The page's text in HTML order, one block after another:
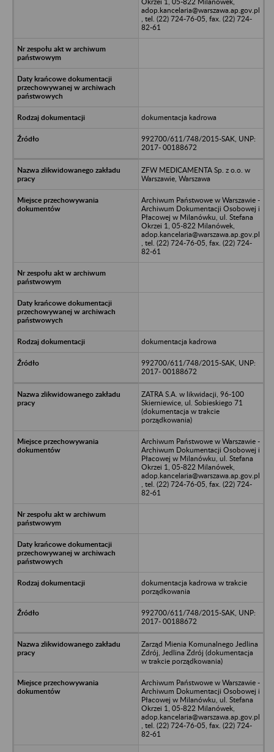
adop.kancelaria@warszawa.ap.gov.pl
, tel. (22) 724-76-05, fax. (22) 724-
82-61
dokumentacja kadrowa
992700/611/748/2015-SAK, UNP:
2017- 00188672
ZFW MEDICAMENTA Sp. z o.o. w
Warszawie, Warszawa
Archiwum Państwowe w Warszawie -
Archiwum Dokumentacji Osobowej i
Płacowej w Milanówku, ul. Stefana
Okrzei 1, 05-822 Milanówek,
adop.kancelaria@warszawa.ap.gov.pl
, tel. (22) 724-76-05, fax. (22) 724-
82-61
dokumentacja kadrowa
992700/611/748/2015-SAK, UNP:
2017- 00188672
ZATRA S.A. w likwidacji, 96-100
Skierniewice, ul. Sobieskiego 71
(dokumentacja w trakcie
porządkowania)
Archiwum Państwowe w Warszawie -
Archiwum Dokumentacji Osobowej i
Płacowej w Milanówku, ul. Stefana
Okrzei 1, 05-822 Milanówek,
adop.kancelaria@warszawa.ap.gov.pl
, tel. (22) 724-76-05, fax. (22) 724-
82-61
dokumentacja kadrowa w trakcie
porządkowania
992700/611/748/2015-SAK, UNP:
2017- 00188672
Zarząd Mienia Komunalnego Jedlina
Zdrój, Jedlina Zdrój (dokumentacja
w trakcie porządkowania)
Archiwum Państwowe w Warszawie -
Archiwum Dokumentacji Osobowej i
Płacowej w Milanówku, ul. Stefana
Okrzei 1, 05-822 Milanówek,
adop.kancelaria@warszawa.ap.gov.pl
, tel. (22) 724-76-05, fax. (22) 724-
82-61